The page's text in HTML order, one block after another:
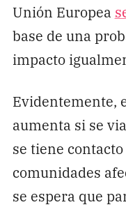
Unión Europea
base de una
impacto
Evidentemente,
aumenta si se
se tiene
comunidades
se espera que